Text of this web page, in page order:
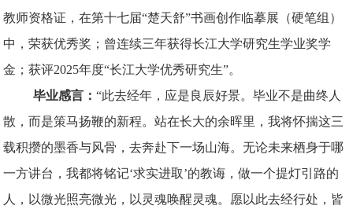
教师资格证，在第十七届“楚天舒”书画创作临摹展（硬笔组）
中，荣获优秀奖；曾连续三年获得长江大学研究生学业奖学
金；获评2025年度“长江大学优秀研究生”。
毕业感言： “此去经年，应是良辰好景。毕业不是曲终人
散，而是策马扬鞭的新程。站在长大的余晖里，我将怀揣这三
载积攒的墨香与风骨，去奔赴下一场山海。无论未来栖身于哪
一方讲台，我都将铭记‘求实进取’的教诲，做一个提灯引路的
人，以微光照亮微光，以灵魂唤醒灵魂。愿以此去经行处，皆